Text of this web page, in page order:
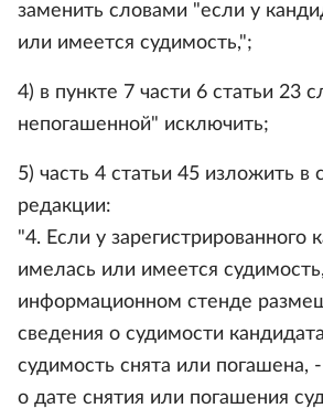
заменить словами "если у
или имеется судимость,";
4) в пункте 7 части 6 статьи 23
непогашенной" исключить;
5) часть 4 статьи 45 изложить
редакции:
"4. Если у зарегистрированного
имелась или имеется
информационном стенде
сведения о судимости
судимость снята или погашена,
о дате снятия или погашения